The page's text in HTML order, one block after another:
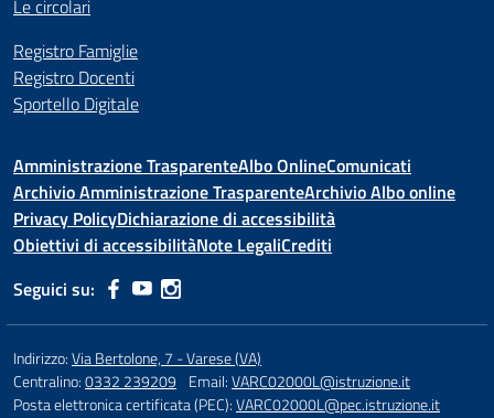
Le circolari
Registro Famiglie
Registro Docenti
Sportello Digitale
Amministrazione TrasparenteAlbo OnlineComunicati
Archivio Amministrazione TrasparenteArchivio Albo online
Privacy PolicyDichiarazione di accessibilità
Obiettivi di accessibilitàNote LegaliCrediti
Seguici su:
Indirizzo:Via Bertolone, 7 - Varese (VA)
Centralino:0332 239209 Email:VARC02000L@istruzione.it
Posta elettronica certificata (PEC):VARC02000L@pec.istruzione.it